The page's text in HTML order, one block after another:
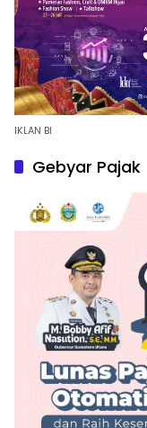
IKLAN BI
Gebyar Pajak